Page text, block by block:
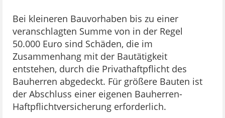
Bei kleineren Bauvorhaben bis zu einer
veranschlagten Summe von in der Regel
50.000 Euro sind Schäden, die im
Zusammenhang mit der Bautätigkeit
entstehen, durch die Privathaftpflicht des
Bauherren abgedeckt. Für größere Bauten ist
der Abschluss einer eigenen Bauherren-
Haftpflichtversicherung erforderlich.